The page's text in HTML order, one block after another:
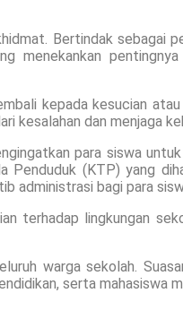
Bertindak sebagai
menekankan
kepada kesucian
kesalahan dan menjaga
para siswa
(KTP) yang
administrasi bagi para
terhadap lingkungan
warga sekolah.
serta mahasiswa